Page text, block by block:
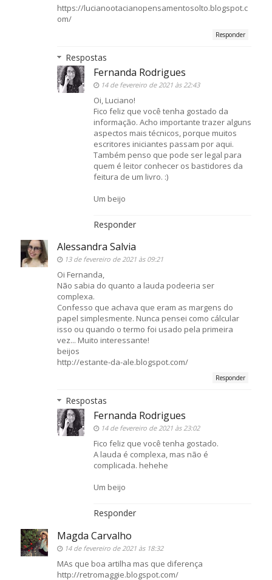
https://lucianootacianopensamentosolto.blogspot.c
om/
Responder
Respostas
Fernanda Rodrigues
14 de fevereiro de 2021 às 22:43
Oi, Luciano!
Fico feliz que você tenha gostado da
informação. Acho importante trazer alguns
aspectos mais técnicos, porque muitos
escritores iniciantes passam por aqui.
Também penso que pode ser legal para
quem é leitor conhecer os bastidores da
feitura de um livro. :)
Um beijo
Responder
Alessandra Salvia
13 de fevereiro de 2021 às 09:21
Oi Fernanda,
Não sabia do quanto a lauda podeeria ser
complexa.
Confesso que achava que eram as margens do
papel simplesmente. Nunca pensei como cálcular
isso ou quando o termo foi usado pela primeira
vez... Muito interessante!
beijos
http://estante-da-ale.blogspot.com/
Responder
Respostas
Fernanda Rodrigues
14 de fevereiro de 2021 às 23:02
Fico feliz que você tenha gostado.
A lauda é complexa, mas não é
complicada. hehehe
Um beijo
Responder
Magda Carvalho
14 de fevereiro de 2021 às 18:32
MAs que boa artilha mas que diferença
http://retromaggie.blogspot.com/